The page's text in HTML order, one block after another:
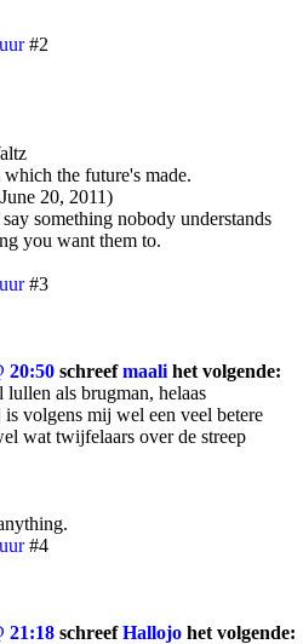
#2
the future's made.
20, 2011)
something nobody understands
you want them to.
#3
20:50 schreefmaali het volgende:
als brugman, helaas
volgens mij wel een veel betere
wat twijfelaars over de streep
#4
21:18 schreefHallojo het volgende: